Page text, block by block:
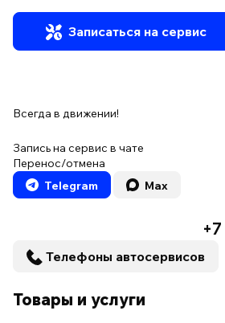
Записаться на сервис
Всегда в движении!
Запись на сервис в чате
Перенос/отмена
Telegram
Max
Телефоны автосервисов
Товары и услуги